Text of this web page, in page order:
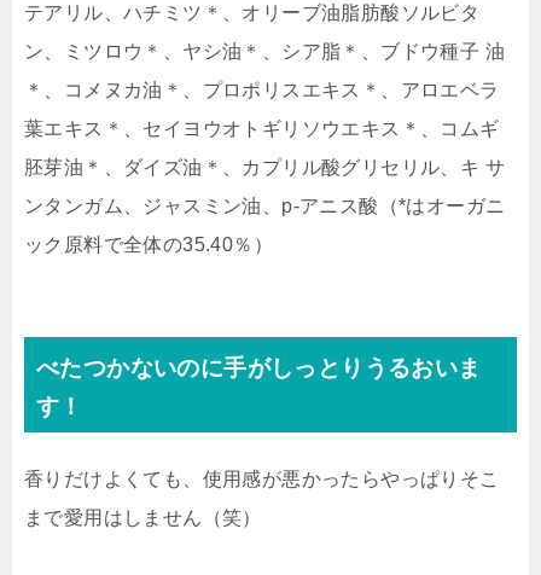
テアリル、ハチミツ＊、オリーブ油脂肪酸ソルビタ
ン、ミツロウ＊、ヤシ油＊、シア脂＊、ブドウ種子 油
＊、コメヌカ油＊、プロポリスエキス＊、アロエベラ
葉エキス＊、セイヨウオトギリソウエキス＊、コムギ
胚芽油＊、ダイズ油＊、カプリル酸グリセリル、キ サ
ンタンガム、ジャスミン油、p-アニス酸（*はオーガニ
ック原料で全体の35.40％）
べたつかないのに手がしっとりうるおいま
す！
香りだけよくても、使用感が悪かったらやっぱりそこ
まで愛用はしません（笑）